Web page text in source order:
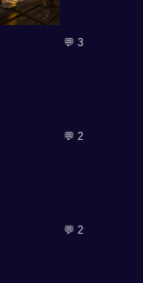
💬 3
💬 2
💬 2